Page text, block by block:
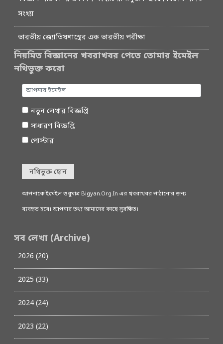
সংখ্যা
ভারতীয় জ্যোতিষশাস্ত্রের এক ভারতীয় পরীক্ষা
নিয়মিত বিজ্ঞানের খবরাখবর পেতে তোমার ইমেইল
নথিভুক্ত করো
নতুন লেখার বিজ্ঞপ্তি
সাধারণ বিজ্ঞপ্তি
পোস্টার
নথিভুক্ত হোন
আপনাকে ইমেইল শুধুমাত্র Bigyan.Org.In এর খবরাখবর পাঠানোর জন্য
ব্যবহৃত হবে। আপনার তথ্য আমাদের কাছে সুরক্ষিত।
সব লেখা (Archive)
2026 (20)
2025 (33)
2024 (24)
2023 (22)